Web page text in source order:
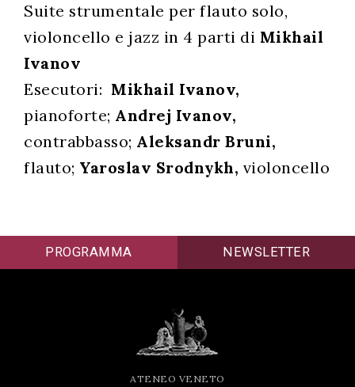
Suite strumentale per flauto solo,
violoncello e jazz in 4 parti di Mikhail
Ivanov
Esecutori: Mikhail Ivanov,
pianoforte; Andrej Ivanov,
contrabbasso; Aleksandr Bruni,
flauto; Yaroslav Srodnykh, violoncello
Registrazione
avvenuta con
successo!
PROGRAMMA NEWSLETTER
ATENEO VENETO